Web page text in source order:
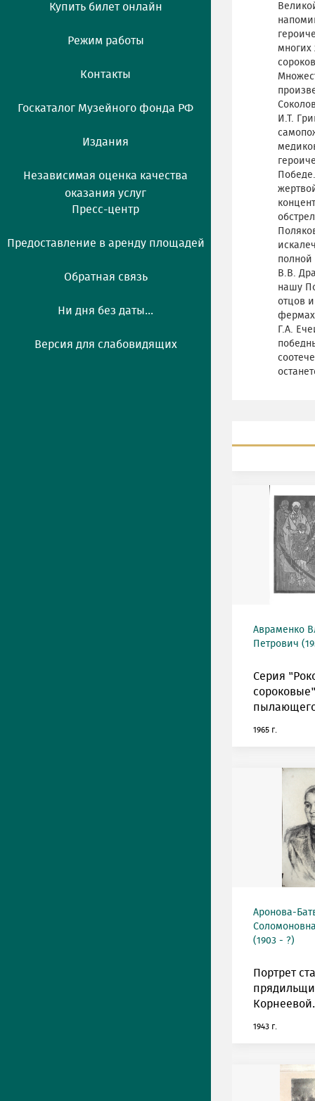
Купить билет онлайн
Режим работы
Контакты
Госкаталог Музейного фонда РФ
Издания
Независимая оценка качества
оказания услуг
Пресс-центр
Предоставление в аренду площадей
Обратная связь
Ни дня без даты...
Версия для слабовидящих
многих
И.Т.
полной
В.В.
нашу
отцов
Г.А.
Авраменко
Петрович
Серия
1965 г.
Аронова-
(1903 - ?)
Портрет
Корнеевой.
1943 г.